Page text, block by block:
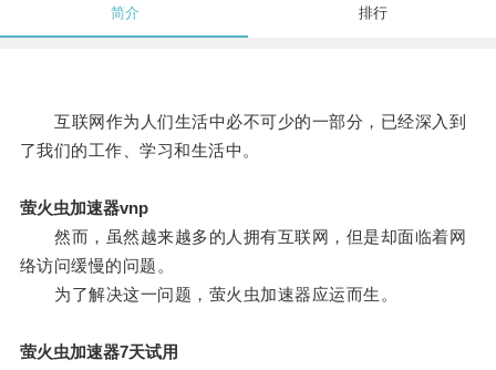
简介 排行
互联网作为人们生活中必不可少的一部分，已经深入到
了我们的工作、学习和生活中。
萤火虫加速器vnp
然而，虽然越来越多的人拥有互联网，但是却面临着网
络访问缓慢的问题。
为了解决这一问题，萤火虫加速器应运而生。
萤火虫加速器7天试用